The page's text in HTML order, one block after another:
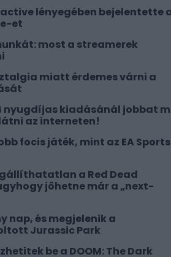
lényegében bejelentette
et
most a streamerek
miatt érdemes várni a
nyugdíjas kiadásánál jobbat
az interneten!
focis játék, mint az EA Sports
a Red Dead
jöhetne már a „next-
nap, és megjelenik a
Jurassic Park
be a DOOM: The Dark